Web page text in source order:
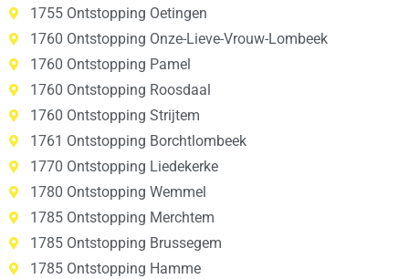
1755 Ontstopping Oetingen
1760 Ontstopping Onze-Lieve-Vrouw-Lombeek
1760 Ontstopping Pamel
1760 Ontstopping Roosdaal
1760 Ontstopping Strijtem
1761 Ontstopping Borchtlombeek
1770 Ontstopping Liedekerke
1780 Ontstopping Wemmel
1785 Ontstopping Merchtem
1785 Ontstopping Brussegem
1785 Ontstopping Hamme